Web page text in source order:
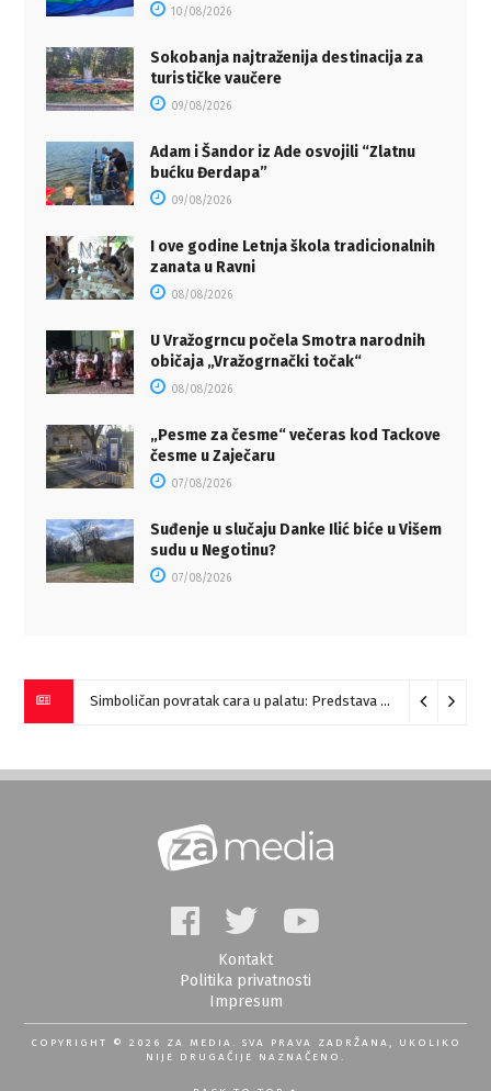
10/08/2026
Sokobanja najtraženija destinacija za
turističke vaučere
09/08/2026
Adam i Šandor iz Ade osvojili “Zlatnu
bućku Đerdapa”
09/08/2026
I ove godine Letnja škola tradicionalnih
zanata u Ravni
08/08/2026
U Vražogrncu počela Smotra narodnih
običaja „Vražogrnački točak“
08/08/2026
„Pesme za česme“ večeras kod Tackove
česme u Zaječaru
07/08/2026
Suđenje u slučaju Danke Ilić biće u Višem
sudu u Negotinu?
07/08/2026
Simboličan povratak cara u palatu: Predstava “Galerije” na Romulijani
Kontakt
Politika privatnosti
Impresum
COPYRIGHT © 2026 ZA MEDIA. SVA PRAVA ZADRŽANA, UKOLIKO
NIJE DRUGAČIJE NAZNAČENO.